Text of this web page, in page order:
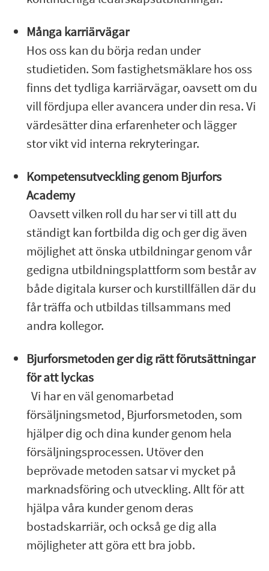
Många karriärvägar
Hos oss kan du börja redan under
studietiden. Som fastighetsmäklare hos oss
finns det tydliga karriärvägar, oavsett om du
vill fördjupa eller avancera under din resa. Vi
värdesätter dina erfarenheter och lägger
stor vikt vid interna rekryteringar.
Kompetensutveckling genom Bjurfors
Academy
Oavsett vilken roll du har ser vi till att du
ständigt kan fortbilda dig och ger dig även
möjlighet att önska utbildningar genom vår
gedigna utbildningsplattform som består av
både digitala kurser och kurstillfällen där du
får träffa och utbildas tillsammans med
andra kollegor.
Bjurforsmetoden ger dig rätt förutsättningar
för att lyckas
Vi har en väl genomarbetad
försäljningsmetod, Bjurforsmetoden, som
hjälper dig och dina kunder genom hela
försäljningsprocessen. Utöver den
beprövade metoden satsar vi mycket på
marknadsföring och utveckling. Allt för att
hjälpa våra kunder genom deras
bostadskarriär, och också ge dig alla
möjligheter att göra ett bra jobb.